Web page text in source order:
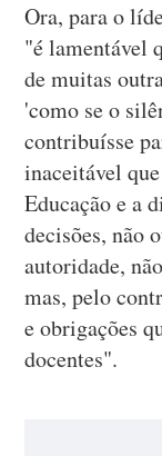
Ora, para o
"é lamentável
de muitas
'como se o
contribuísse
inaceitável
Educação e a
decisões, não
autoridade,
mas, pelo
e obrigações
docentes".